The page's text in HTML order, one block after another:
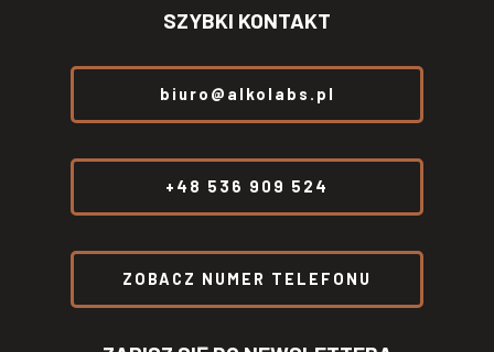
SZYBKI KONTAKT
biuro@alkolabs.pl
+48 536 909 524
ZOBACZ NUMER TELEFONU